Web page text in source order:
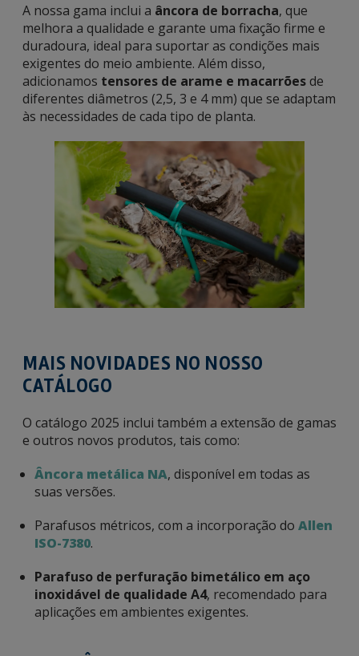
A nossa gama inclui a âncora de borracha, que
melhora a qualidade e garante uma fixação firme e
duradoura, ideal para suportar as condições mais
exigentes do meio ambiente. Além disso,
adicionamos tensores de arame e macarrõesde
diferentes diâmetros (2,5, 3 e 4 mm) que se adaptam
às necessidades de cada tipo de planta.
MAIS NOVIDADES NO NOSSO
CATÁLOGO
O catálogo 2025 inclui também a extensão de gamas
e outros novos produtos, tais como:
Âncora metálica NA, disponível em todas as
suas versões.
Parafusos métricos, com a incorporação do Allen
ISO-7380.
Parafuso de perfuração bimetálico em aço
inoxidável de qualidade A4, recomendado para
aplicações em ambientes exigentes.